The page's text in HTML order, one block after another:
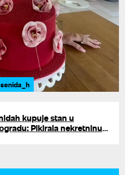
kupuje stan u
Pikirala nekretninu